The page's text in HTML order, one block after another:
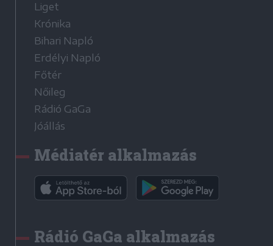
Liget
Krónika
Bihari Napló
Erdélyi Napló
Főtér
Nőileg
Rádió GaGa
Jóállás
Médiatér alkalmazás
Rádió GaGa alkalmazás